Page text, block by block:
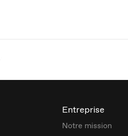
Entreprise
Notre mission